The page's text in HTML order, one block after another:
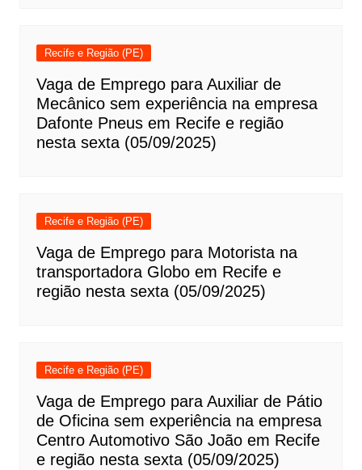
Recife e Região (PE)
Vaga de Emprego para Auxiliar de
Mecânico sem experiência na empresa
Dafonte Pneus em Recife e região
nesta sexta (05/09/2025)
Recife e Região (PE)
Vaga de Emprego para Motorista na
transportadora Globo em Recife e
região nesta sexta (05/09/2025)
Recife e Região (PE)
Vaga de Emprego para Auxiliar de Pátio
de Oficina sem experiência na empresa
Centro Automotivo São João em Recife
e região nesta sexta (05/09/2025)